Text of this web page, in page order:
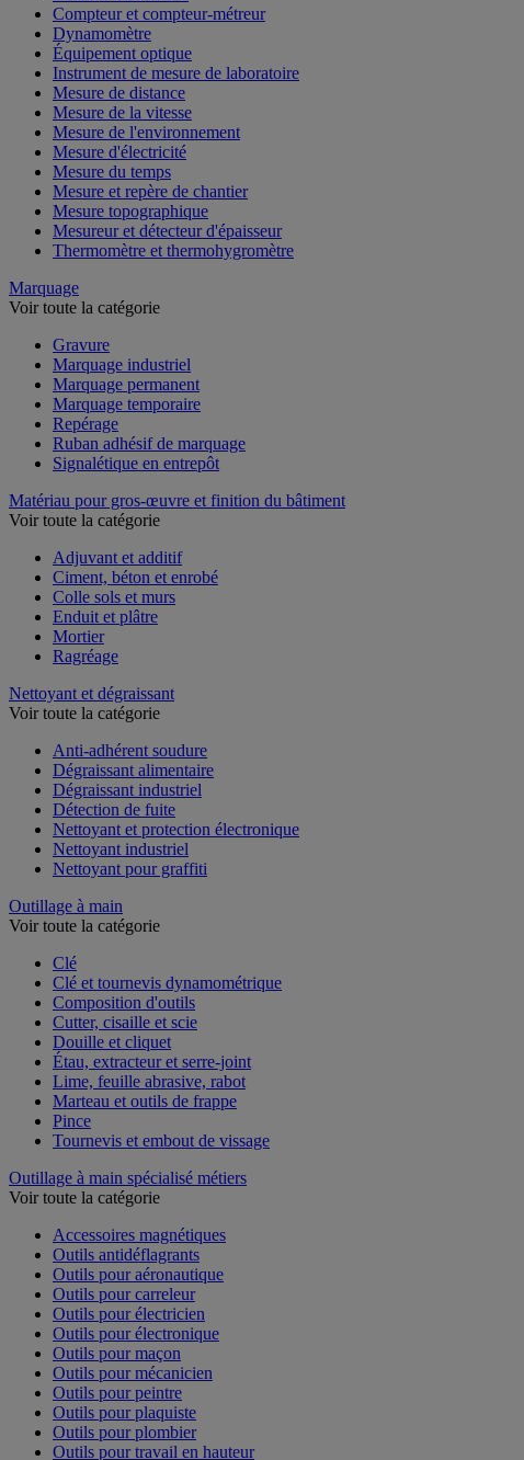
Balance industrielle
Compteur et compteur-métreur
Dynamomètre
Équipement optique
Instrument de mesure de laboratoire
Mesure de distance
Mesure de la vitesse
Mesure de l'environnement
Mesure d'électricité
Mesure du temps
Mesure et repère de chantier
Mesure topographique
Mesureur et détecteur d'épaisseur
Marquage
Gravure
Marquage industriel
Marquage permanent
Marquage temporaire
Repérage
Ruban adhésif de marquage
Matériau pour gros-œuvre et finition du bâtiment
Adjuvant et additif
Ciment, béton et enrobé
Colle sols et murs
Enduit et plâtre
Mortier
Nettoyant et dégraissant
Anti-adhérent soudure
Dégraissant alimentaire
Dégraissant industriel
Détection de fuite
Nettoyant et protection électronique
Nettoyant industriel
Outillage à main
Clé
Clé et tournevis dynamométrique
Composition d'outils
Cutter, cisaille et scie
Douille et cliquet
Étau, extracteur et serre-joint
Lime, feuille abrasive, rabot
Marteau et outils de frappe
Pince
Outillage à main spécialisé métiers
Accessoires magnétiques
Outils antidéflagrants
Outils pour aéronautique
Outils pour carreleur
Outils pour électricien
Outils pour électronique
Outils pour maçon
Outils pour mécanicien
Outils pour peintre
Outils pour plaquiste
Outils pour plombier